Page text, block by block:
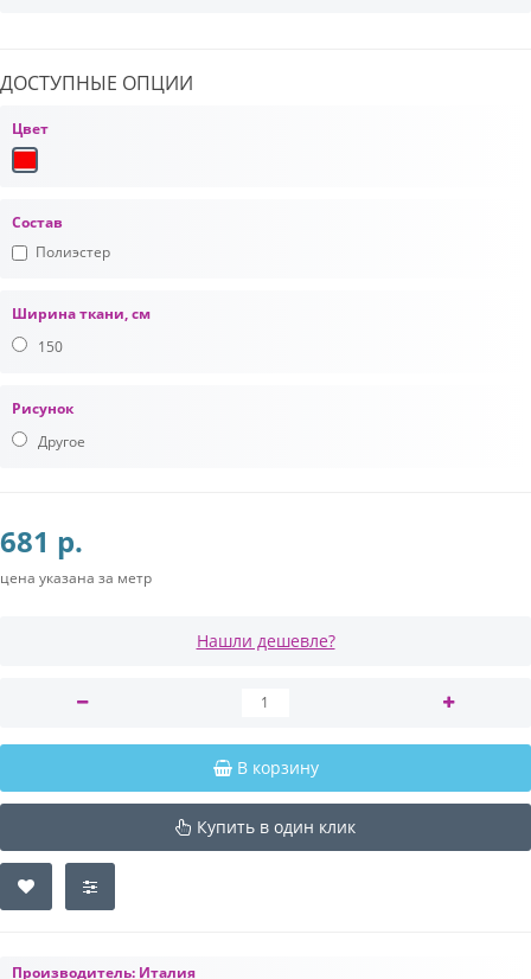
ДОСТУПНЫЕ ОПЦИИ
Цвет
Состав
Полиэстер
Ширина ткани, см
150
Рисунок
Другое
681 р.
цена указана за метр
Нашли дешевле?
В корзину
Купить в один клик
Производитель: Италия